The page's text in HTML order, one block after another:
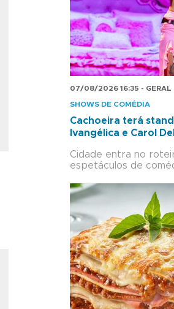
07/08/2026 16:35 - GERAL
SHOWS DE COMÉDIA
Cachoeira terá
Ivangélica e Carol
Cidade entra no
espetáculos de